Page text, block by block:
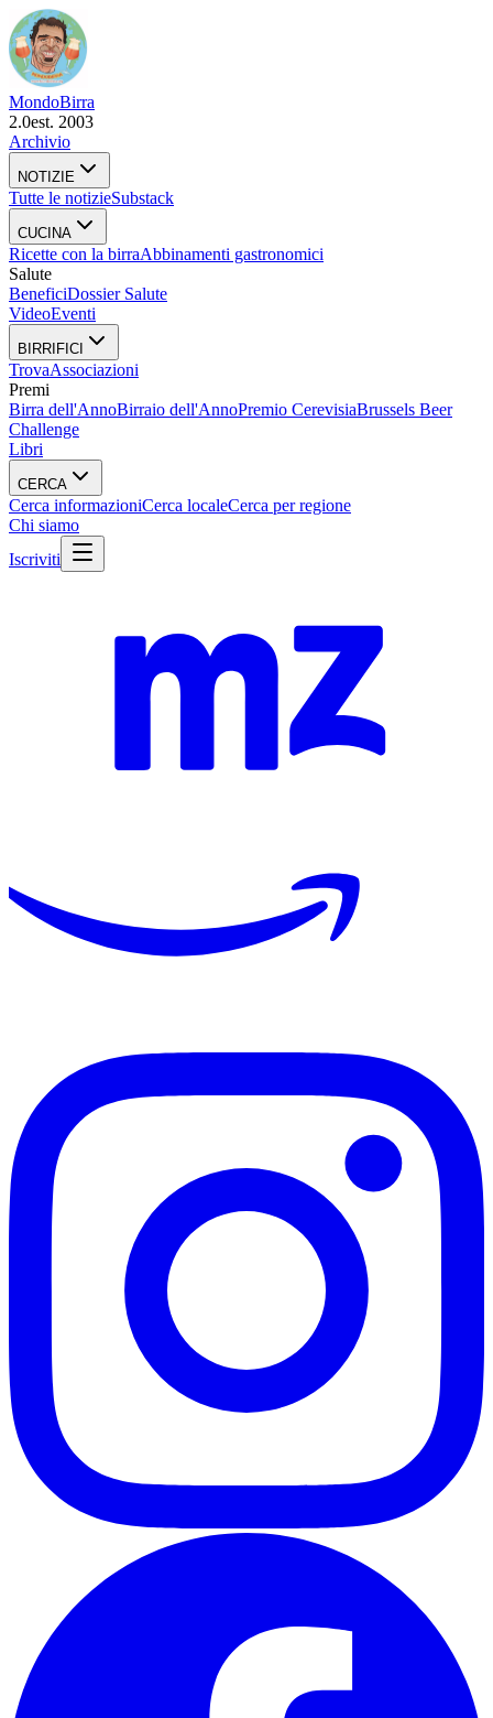
MondoBirra
2.0est. 2003
Archivio
NOTIZIE
Tutte le notizieSubstack
CUCINA
Ricette con la birraAbbinamenti gastronomici
Salute
BeneficiDossier Salute
VideoEventi
BIRRIFICI
TrovaAssociazioni
Premi
Birra dell'AnnoBirraio dell'AnnoPremio CerevisiaBrussels Beer
Challenge
Libri
CERCA
Cerca informazioniCerca localeCerca per regione
Chi siamo
Iscriviti